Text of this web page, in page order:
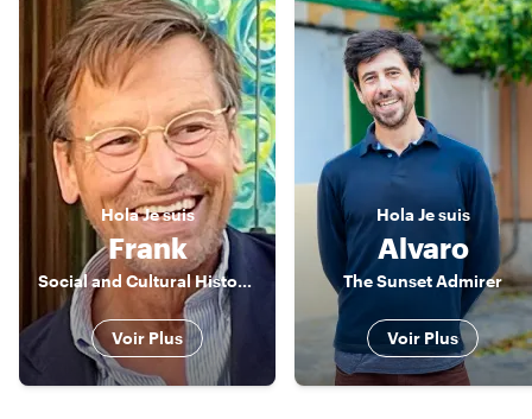
HolaJe suis
Frank
Social and Cultural Historian
Voir Plus
Hola Je suis
Alvaro
The Sunset Admirer
Voir Plus